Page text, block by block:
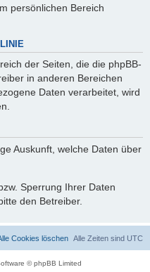
persönlichen Bereich
der Seiten, die die phpBB-
in anderen Bereichen
Daten verarbeitet, wird
Auskunft, welche Daten über
Sperrung Ihrer Daten
den Betreiber.
Alle Zeiten sind UTC
Cookies löschen
© phpBB Limited